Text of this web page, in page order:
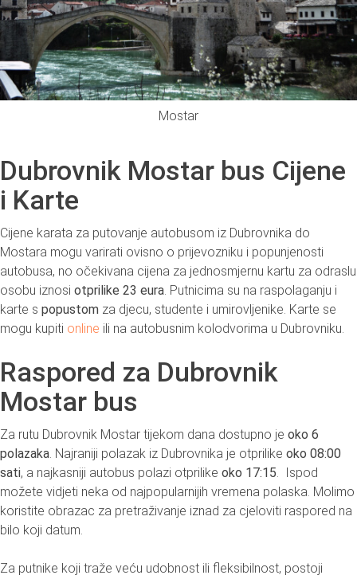
Mostar
Dubrovnik Mostar bus Cijene
i Karte
Cijene karata za putovanje autobusom iz Dubrovnika do
Mostara mogu varirati ovisno o prijevozniku i popunjenosti
autobusa, no očekivana cijena za jednosmjernu kartu za odraslu
osobu iznosi otprilike 23 eura. Putnicima su na raspolaganju i
karte s popustom za djecu, studente i umirovljenike. Karte se
mogu kupiti online ili na autobusnim kolodvorima u Dubrovniku.
Raspored za Dubrovnik
Mostar bus
Za rutu Dubrovnik Mostar tijekom dana dostupno je oko 6
polazaka. Najraniji polazak iz Dubrovnika je otprilike oko 08:00
sati, a najkasniji autobus polazi otprilike oko 17:15. Ispod
možete vidjeti neka od najpopularnijih vremena polaska. Molimo
koristite obrazac za pretraživanje iznad za cjeloviti raspored na
bilo koji datum.
Za putnike koji traže veću udobnost ili fleksibilnost, postoji